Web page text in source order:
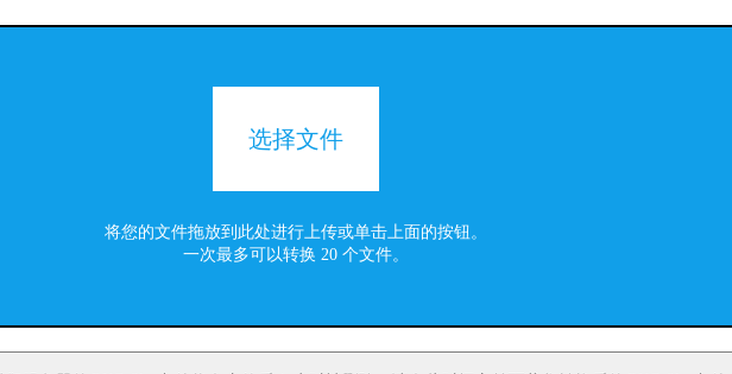
选择文件
将您的文件拖放到此处进行上传或单击上面的按钮。
一次最多可以转换 20 个文件。